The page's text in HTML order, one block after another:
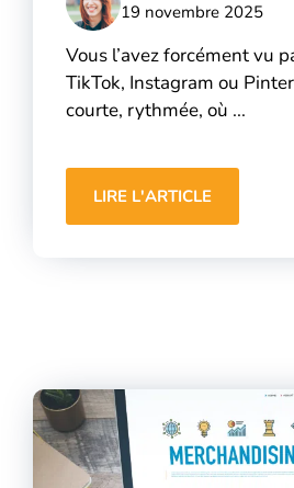
19 novembre 2025
Vous l’avez forcément vu
TikTok, Instagram ou
courte, rythmée, où ...
LIRE L'ARTICLE